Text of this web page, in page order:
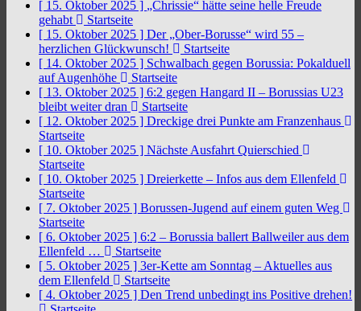
[ 15. Oktober 2025 ] „Chrissie“ hätte seine helle Freude
gehabt
Startseite
[ 15. Oktober 2025 ] Der „Ober-Borusse“ wird 55 –
herzlichen Glückwunsch!
Startseite
[ 14. Oktober 2025 ] Schwalbach gegen Borussia: Pokalduell
auf Augenhöhe
Startseite
[ 13. Oktober 2025 ] 6:2 gegen Hangard II – Borussias U23
bleibt weiter dran
Startseite
[ 12. Oktober 2025 ] Dreckige drei Punkte am Franzenhaus
Startseite
[ 10. Oktober 2025 ] Nächste Ausfahrt Quierschied
Startseite
[ 10. Oktober 2025 ] Dreierkette – Infos aus dem Ellenfeld
Startseite
[ 7. Oktober 2025 ] Borussen-Jugend auf einem guten Weg
Startseite
[ 6. Oktober 2025 ] 6:2 – Borussia ballert Ballweiler aus dem
Ellenfeld …
Startseite
[ 5. Oktober 2025 ] 3er-Kette am Sonntag – Aktuelles aus
dem Ellenfeld
Startseite
[ 4. Oktober 2025 ] Den Trend unbedingt ins Positive drehen!